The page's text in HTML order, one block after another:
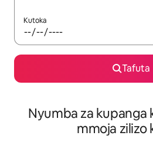
Kutoka
Tafuta
Nyumba za kupanga
mmoja zilizo